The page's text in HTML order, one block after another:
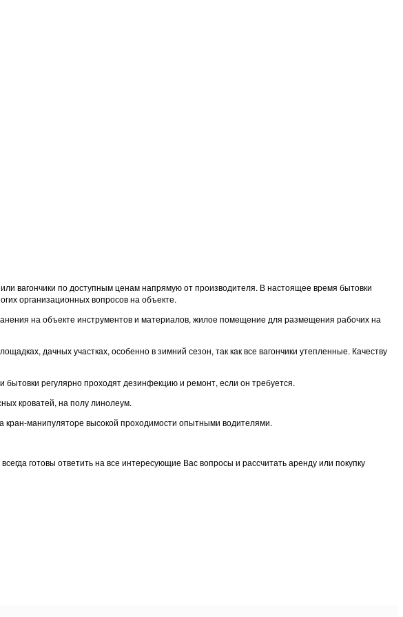
вагончики по доступным ценам напрямую от производителя. В настоящее время бытовки
организационных вопросов на объекте.
на объекте инструментов и материалов, жилое помещение для размещения рабочих на
дачных участках, особенно в зимний сезон, так как все вагончики утепленные. Качеству
регулярно проходят дезинфекцию и ремонт, если он требуется.
кроватей, на полу линолеум.
кран-манипуляторе высокой проходимости опытными водителями.
готовы ответить на все интересующие Вас вопросы и рассчитать аренду или покупку